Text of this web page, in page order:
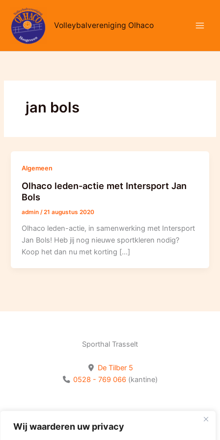
Wij waarderen uw privacy
naar
inhoud
Volleybalvereniging Olhaco
jan bols
Algemeen
Olhaco leden-actie met Intersport Jan
Bols
admin /21 augustus 2020
Olhaco leden-actie, in samenwerking met Intersport
Jan Bols! Heb jij nog nieuwe sportkleren nodig?
Koop het dan nu met korting […]
Sporthal Trasselt
De Tilber 5
0528 - 769 066 (kantine)